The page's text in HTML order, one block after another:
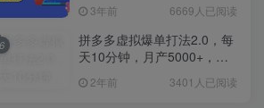
3年前 6669人已阅读
拼多多虚拟爆单打法2.0，每
天10分钟，月产5000+，从0
2年前 3401人已阅读